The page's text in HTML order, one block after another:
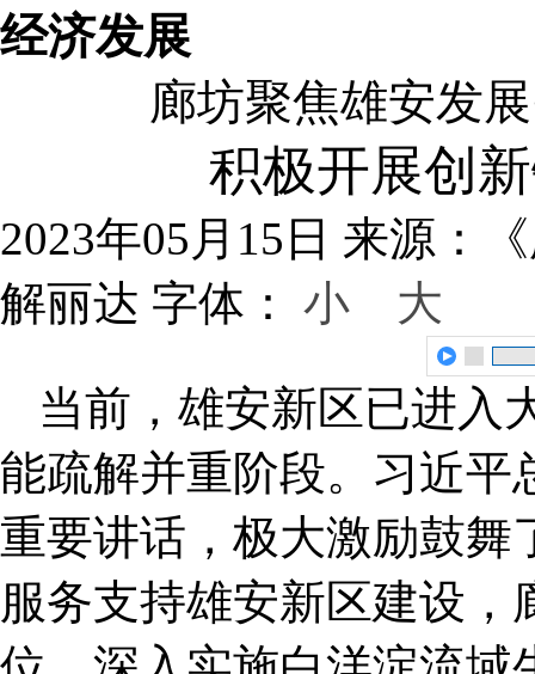
经济发展
廊坊聚焦雄安发
积极开展创
2023年05月15日 来源：
解丽达 字体： 小 大
当前，雄安新区已进入
能疏解并重阶段。习近平
重要讲话，极大激励鼓舞
服务支持雄安新区建设